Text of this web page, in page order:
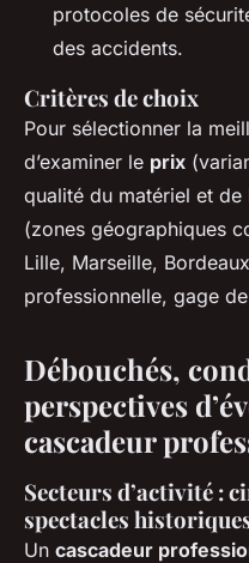
protocoles de
des accidents.
Critères de choix
Pour sélectionner la
d’examiner le prix
qualité du matériel et de
(zones géographiques
Lille, Marseille,
professionnelle, gage
Débouchés,
perspectives
cascadeur
Secteurs d’activité :
spectacles
Un cascadeur